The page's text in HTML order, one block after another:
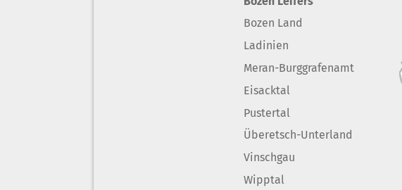
Bozen Land
Ladinien
Meran-Burggrafenamt
Eisacktal
Pustertal
Überetsch-Unterland
Vinschgau
Wipptal